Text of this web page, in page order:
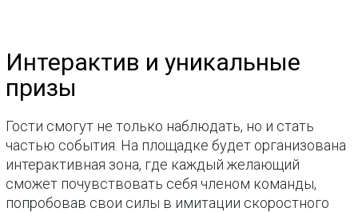
Интерактив и уникальные
призы
Гости смогут не только наблюдать, но и стать
частью события. На площадке будет организована
интерактивная зона, где каждый желающий
сможет почувствовать себя членом команды,
попробовав свои силы в имитации скоростного